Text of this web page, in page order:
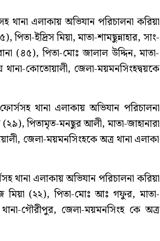
এলাকায় অভিযান পরিচালনা করিয়া
পিতা-ইদ্রিস মিয়া, মাতা-শামছুন্নাহার, সাং-
(৪৫), পিতা-মোঃ জালাল উদ্দিন, মাতা-
কোতোয়ালী, জেলা-ময়মনসিংহদ্বয়কে
থানা এলাকায় অভিযান পরিচালনা
পিতামৃত-মনছুর আলী, মাতা-জাহানারা
জেলা-ময়মনসিংহকে অত্র থানা এলাকা
এলাকায় অভিযান পরিচালনা করিয়া
মিয়া (২২), পিতা-মোঃ আঃ গফুর, মাতা-
গৌরীপুর, জেলা-ময়মনসিংহ কে অত্র